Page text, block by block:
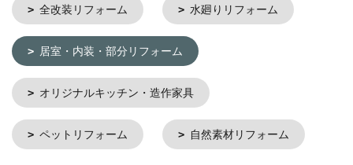
全改装リフォーム 水廻りリフォーム
居室・内装・部分リフォーム
オリジナルキッチン・造作家具
ペットリフォーム 自然素材リフォーム